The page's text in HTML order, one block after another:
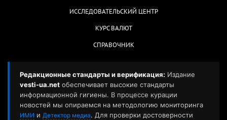
ИССЛЕДОВАТЕЛЬСКИЙ ЦЕНТР
КУРС ВАЛЮТ
СПРАВОЧНИК
Редакционные стандарты и верификация: Издание
vesti-ua.net обеспечивает высокие стандарты
информационной гигиены. В процессе курации
новостей мы опираемся на методологию мониторинга
ИМИ и Детектор медиа. Для проверки достоверности